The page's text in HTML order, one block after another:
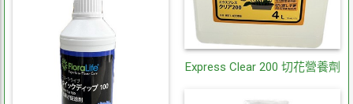
Express Clear 200 切花營養劑